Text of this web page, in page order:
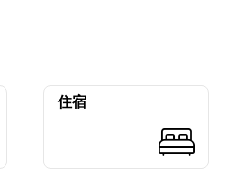
住宿